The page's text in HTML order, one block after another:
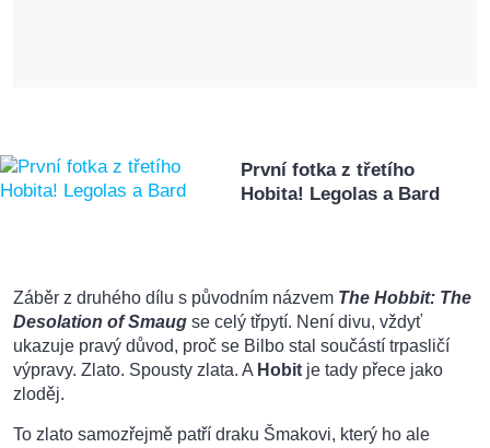
První fotka z třetího
Hobita! Legolas a Bard
Záběr z druhého dílu s původním názvem The Hobbit: The
Desolation of Smaug se celý třpytí. Není divu, vždyť
ukazuje pravý důvod, proč se Bilbo stal součástí trpasličí
výpravy. Zlato. Spousty zlata. A Hobit je tady přece jako
zloděj.
To zlato samozřejmě patří draku Šmakovi, který ho ale